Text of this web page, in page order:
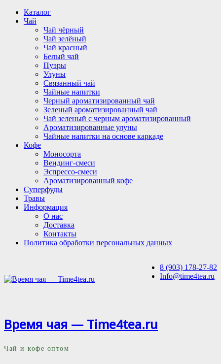
Перейти
содержимому
Каталог
Чай
Чай чёрный
Чай зелёный
Чай красный
Белый чай
Пуэры
Улуны
Связанный чай
Чайные напитки
Черный ароматизированный чай
Зеленый ароматизированный чай
Чай зеленый с черным ароматизированный
Ароматизированные улуны
Чайные напитки на основе каркаде
Кофе
Моносорта
Вендинг-смеси
Эспрессо-смеси
Ароматизированный кофе
Суперфуды
Травы
Информация
О нас
Доставка
Контакты
Политика обработки персональных данных
8 (903) 178-27-82
Info@time4tea.ru
Время чая — Time4tea.ru
Чай и кофе оптом